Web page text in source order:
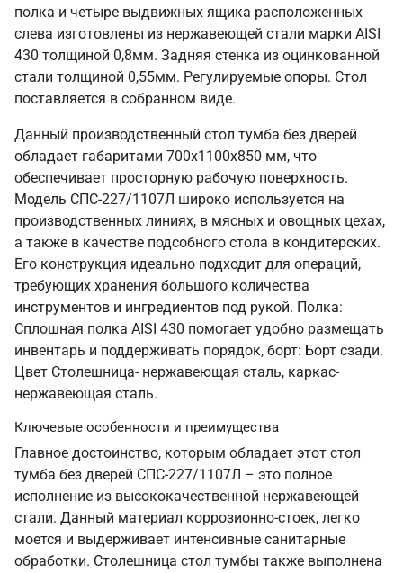
полка и четыре выдвижных ящика расположенных
слева изготовлены из нержавеющей стали марки AISI
430 толщиной 0,8мм. Задняя стенка из оцинкованной
стали толщиной 0,55мм. Регулируемые опоры. Стол
поставляется в собранном виде.
Данный производственный стол тумба без дверей
обладает габаритами 700х1100х850 мм, что
обеспечивает просторную рабочую поверхность.
Модель СПС-227/1107Л широко используется на
производственных линиях, в мясных и овощных цехах,
а также в качестве подсобного стола в кондитерских.
Его конструкция идеально подходит для операций,
требующих хранения большого количества
инструментов и ингредиентов под рукой. Полка:
Сплошная полка AISI 430 помогает удобно размещать
инвентарь и поддерживать порядок, борт: Борт сзади.
Цвет Столешница- нержавеющая сталь, каркас-
нержавеющая сталь.
Ключевые особенности и преимущества
Главное достоинство, которым обладает этот стол
тумба без дверей СПС-227/1107Л – это полное
исполнение из высококачественной нержавеющей
стали. Данный материал коррозионно-стоек, легко
моется и выдерживает интенсивные санитарные
обработки. Столешница стол тумбы также выполнена